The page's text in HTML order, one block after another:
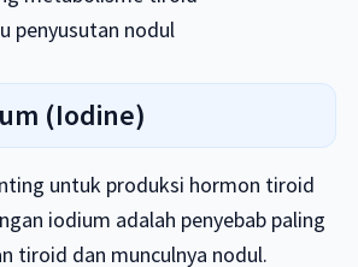
penyusutan nodul
(Iodine)
untuk produksi hormon tiroid
iodium adalah penyebab paling
tiroid dan munculnya nodul.